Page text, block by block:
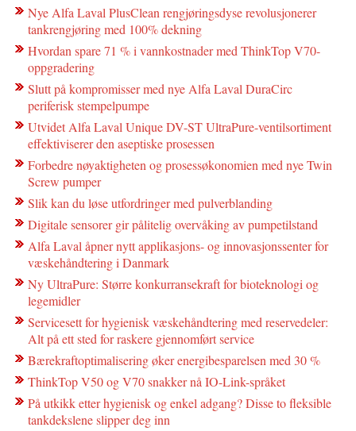
Nye Alfa Laval PlusClean rengjøringsdyse revolusjonerer
tankrengjøring med 100% dekning
Hvordan spare 71 % i vannkostnader med ThinkTop V70-
oppgradering
Slutt på kompromisser med nye Alfa Laval DuraCirc
periferisk stempelpumpe
Utvidet Alfa Laval Unique DV-ST UltraPure-ventilsortiment
effektiviserer den aseptiske prosessen
Forbedre nøyaktigheten og prosessøkonomien med nye Twin
Screw pumper
Slik kan du løse utfordringer med pulverblanding
Digitale sensorer gir pålitelig overvåking av pumpetilstand
Alfa Laval åpner nytt applikasjons- og innovasjonssenter for
væskehåndtering i Danmark
Ny UltraPure: Større konkurransekraft for bioteknologi og
legemidler
Servicesett for hygienisk væskehåndtering med reservedeler:
Alt på ett sted for raskere gjennomført service
Bærekraftoptimalisering øker energibesparelsen med 30 %
ThinkTop V50 og V70 snakker nå IO-Link-språket
På utkikk etter hygienisk og enkel adgang? Disse to fleksible
tankdekslene slipper deg inn